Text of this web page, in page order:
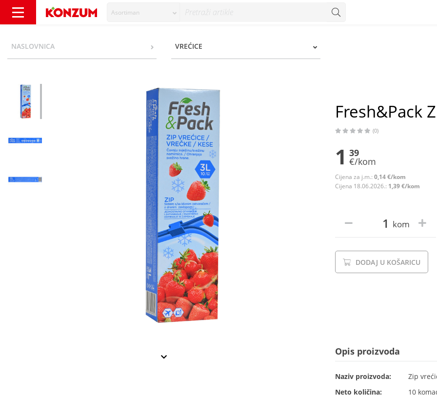
Asortiman
NASLOVNICA VREĆICE
Fresh&Pack
(0)
1 39
€/kom
Cijena za j.m.: 0,14 €/kom
Cijena 18.06.2026.: 1,39 €/kom
kom
DODAJ U KOŠARICU
Opis proizvoda
Naziv proizvoda:
Zip
Neto količina:
10